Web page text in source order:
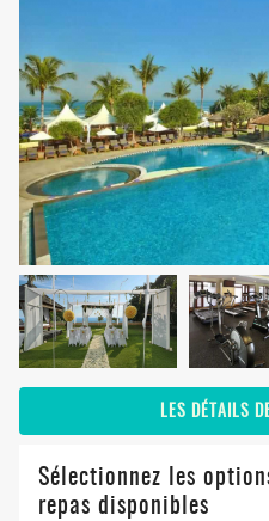
LES DÉTAILS
Sélectionnez les
repas disponibles